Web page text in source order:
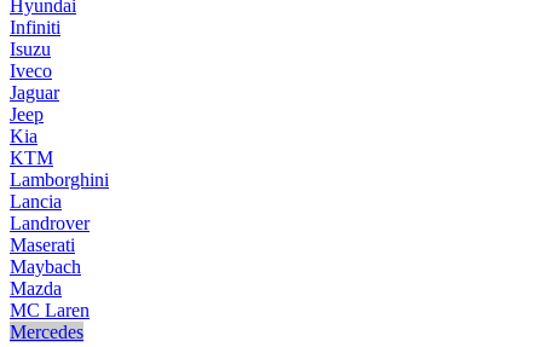
Hyundai
Infiniti
Isuzu
Iveco
Jaguar
Jeep
Kia
KTM
Lamborghini
Lancia
Landrover
Maserati
Maybach
Mazda
MC Laren
Mercedes